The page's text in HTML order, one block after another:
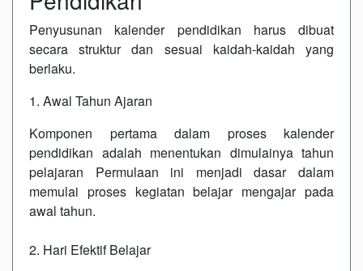
Penyusunan kalender pendidikan harus dibuat
secara struktur dan sesuai kaidah-kaidah yang
berlaku.
1. Awal Tahun Ajaran
Komponen pertama dalam proses kalender
pendidikan adalah menentukan dimulainya tahun
pelajaran Permulaan ini menjadi dasar dalam
memulai proses kegiatan belajar mengajar pada
awal tahun.
2. Hari Efektif Belajar